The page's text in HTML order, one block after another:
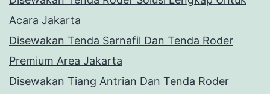
Acara Jakarta
Disewakan Tenda Sarnafil Dan Tenda Roder
Premium Area Jakarta
Disewakan Tiang Antrian Dan Tenda Roder